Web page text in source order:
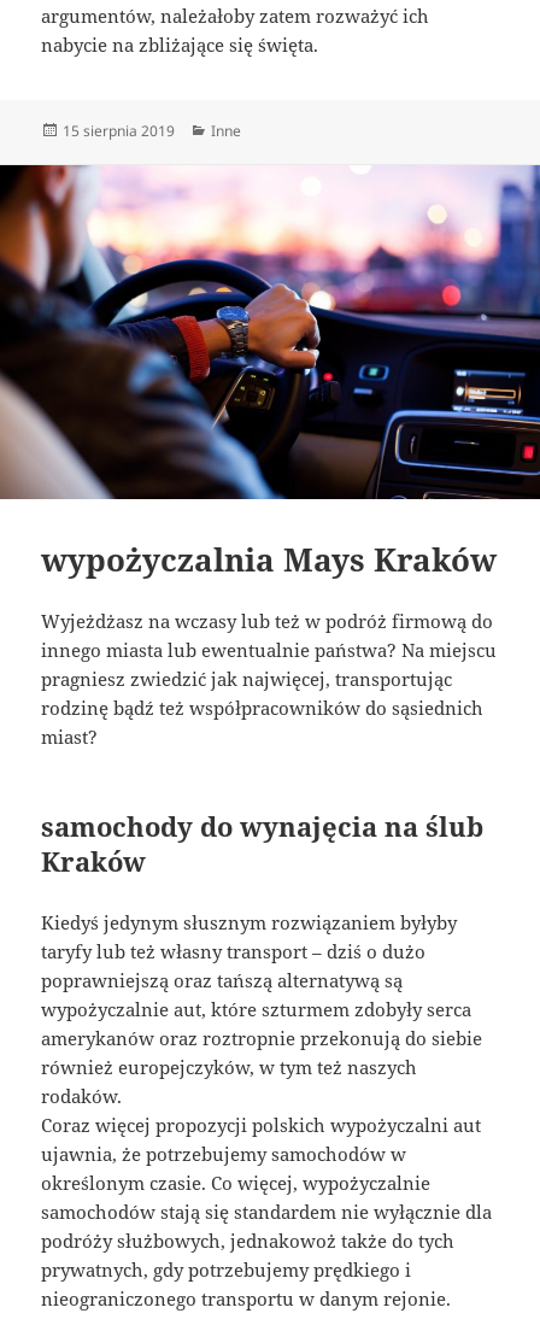
argumentów, należałoby zatem rozważyć ich
nabycie na zbliżające się święta.
Data
15 sierpnia 2019 Kategorie
Inne
wypożyczalnia Mays Kraków
Wyjeżdżasz na wczasy lub też w podróż firmową do
innego miasta lub ewentualnie państwa? Na miejscu
pragniesz zwiedzić jak najwięcej, transportując
rodzinę bądź też współpracowników do sąsiednich
miast?
samochody do wynajęcia na ślub
Kraków
Kiedyś jedynym słusznym rozwiązaniem byłyby
taryfy lub też własny transport – dziś o dużo
poprawniejszą oraz tańszą alternatywą są
wypożyczalnie aut, które szturmem zdobyły serca
amerykanów oraz roztropnie przekonują do siebie
również europejczyków, w tym też naszych
rodaków.
Coraz więcej propozycji polskich wypożyczalni aut
ujawnia, że potrzebujemy samochodów w
określonym czasie. Co więcej, wypożyczalnie
samochodów stają się standardem nie wyłącznie dla
podróży służbowych, jednakowoż także do tych
prywatnych, gdy potrzebujemy prędkiego i
nieograniczonego transportu w danym rejonie.